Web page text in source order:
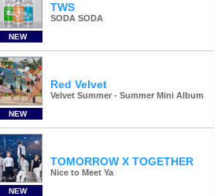
NEW
TWS
SODA SODA
NEW
Red Velvet
Velvet Summer - Summer Mini Album
NEW
TOMORROW X TOGETHER
Nice to Meet Ya